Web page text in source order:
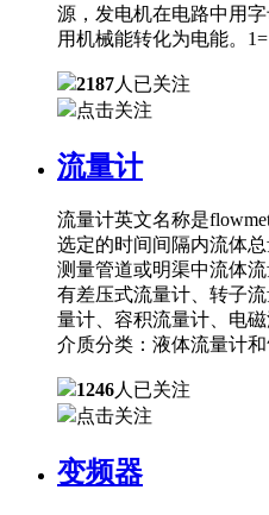
源，发电机在电路中用
用机械能转化为电能。1=
2187人已关注
点击关注
流量计
流量计英文名称是
选定的时间间隔内流体
测量管道或明渠中流体
有差压式流量计、转子
量计、容积流量计、电
介质分类：液体流量计和
1246人已关注
点击关注
变频器